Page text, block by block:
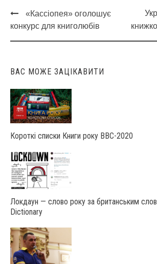
Post
navigation
«Кассіопея» оголошує
конкурс для книголюбів
ВАС МОЖЕ ЗАЦІКАВИТИ
Короткі списки Книги року ВВС-2020
Локдаун — слово року за британським
Dictionary